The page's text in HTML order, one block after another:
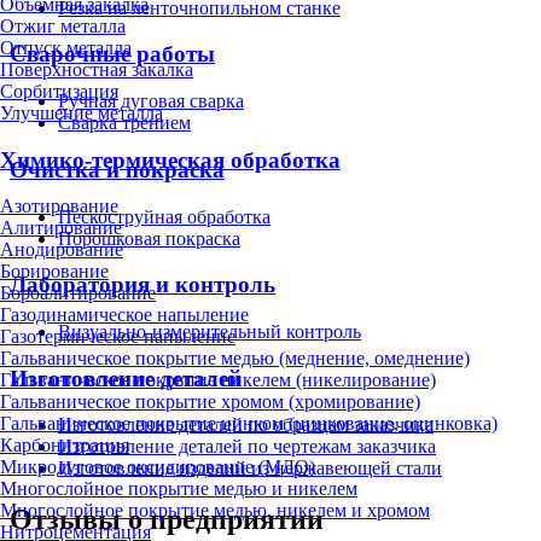
Отжиг металла
Отпуск металла
Поверхностная закалка
Сорбитизация
Улучшение металла
Химико-термическая обработка
Азотирование
Алитирование
Анодирование
Борирование
Бороалитирование
Газодинамическое напыление
Газотермическое напыление
Гальваническое покрытие медью (меднение, омеднение)
Гальваническое покрытие никелем (никелирование)
Гальваническое покрытие хромом (хромирование)
Гальваническое покрытие цинком (цинкование, оцинковка)
Карбонитрация
Микродуговое оксидирование (МДО)
Многослойное покрытие медью и никелем
Многослойное покрытие медью, никелем и хромом
Нитроцементация
Резка на ленточнопильном станке
Сварочные работы
Ручная дуговая сварка
Сварка трением
Очистка и покраска
Пескоструйная обработка
Порошковая покраска
Лаборатория и контроль
Визуально-измерительный контроль
Изготовление деталей
Изготовление деталей по образцам заказчика
Изготовление деталей по чертежам заказчика
Изготовление изделий из нержавеющей стали
Отзывы о предприятии